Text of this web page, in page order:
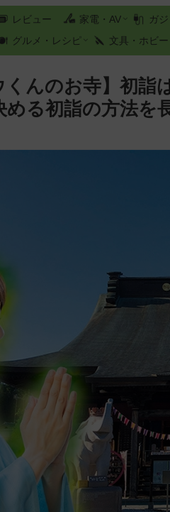
レビュー 家電・AV ガ
グルメ・レシピ
文具・ホビ
くんのお寺】初詣
る初詣の方法を